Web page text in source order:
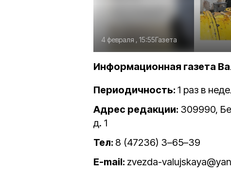
4 февраля , 15:55Газета
Информационная газета
Периодичность: 1 раз в
Адрес редакции: 309990,
д. 1
Тел: 8 (47236) 3–65–39
E-mail: zvezda-